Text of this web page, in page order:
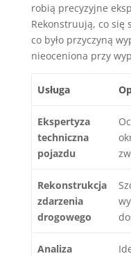
robią precyzyjne
Rekonstruują, co się
co było przyczyną
nieoceniona przy
Usługa
Ekspertyza
techniczna
pojazdu
Rekonstrukcja
zdarzenia
drogowego
Analiza